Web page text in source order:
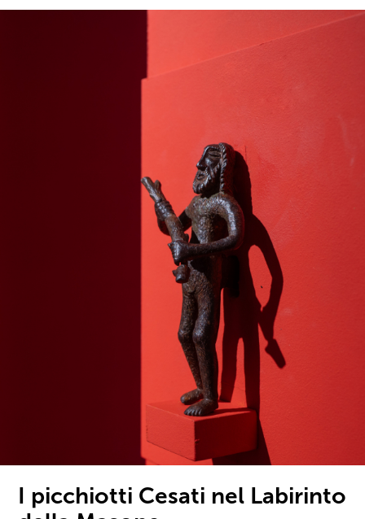
I picchiotti Cesati nel Labirinto